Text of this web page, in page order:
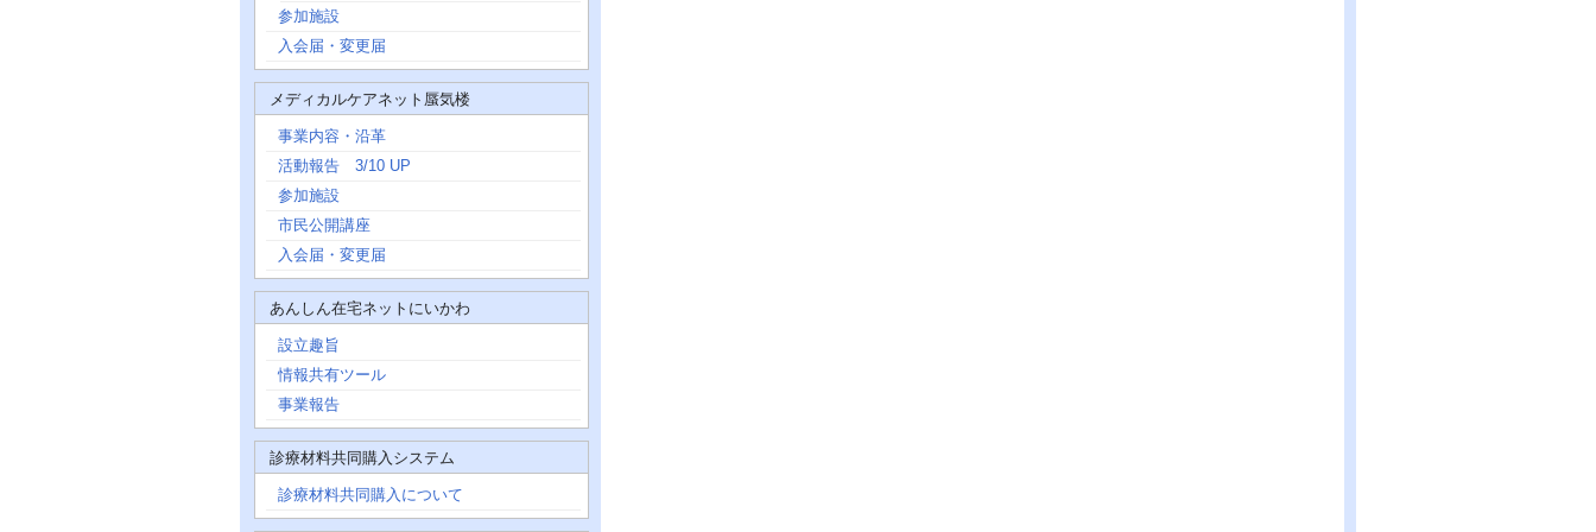
参加施設
入会届・変更届
メディカルケアネット蜃気楼
事業内容・沿革
活動報告 3/10 UP
参加施設
市民公開講座
入会届・変更届
あんしん在宅ネットにいかわ
設立趣旨
情報共有ツール
事業報告
診療材料共同購入システム
診療材料共同購入について